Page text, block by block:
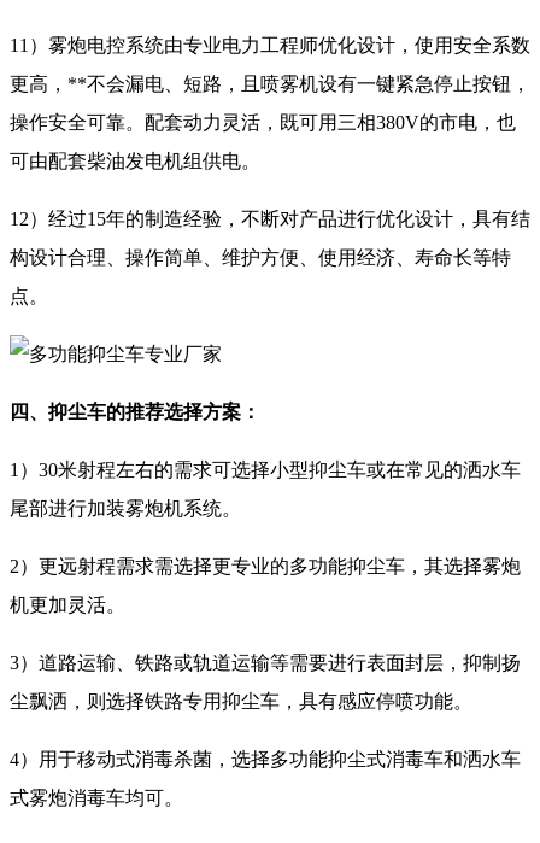
11）雾炮电控系统由专业电力工程师优化设计，使用安全系数
更高，**不会漏电、短路，且喷雾机设有一键紧急停止按钮，
操作安全可靠。配套动力灵活，既可用三相380V的市电，也
可由配套柴油发电机组供电。
12）经过15年的制造经验，不断对产品进行优化设计，具有结
构设计合理、操作简单、维护方便、使用经济、寿命长等特
点。
四、抑尘车的推荐选择方案：
1）30米射程左右的需求可选择小型抑尘车或在常见的洒水车
尾部进行加装雾炮机系统。
2）更远射程需求需选择更专业的多功能抑尘车，其选择雾炮
机更加灵活。
3）道路运输、铁路或轨道运输等需要进行表面封层，抑制扬
尘飘洒，则选择铁路专用抑尘车，具有感应停喷功能。
4）用于移动式消毒杀菌，选择多功能抑尘式消毒车和洒水车
式雾炮消毒车均可。